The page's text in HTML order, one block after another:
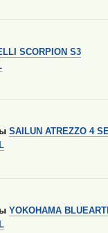
SCORPION S3
SAILUN ATREZZO 4
YOKOHAMA